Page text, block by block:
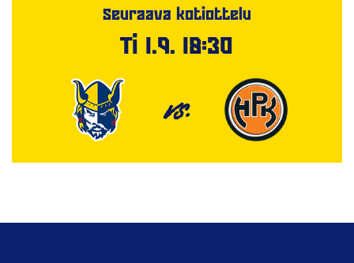
Seuraava kotiottelu
Ti 1.9. 18:30
VS.